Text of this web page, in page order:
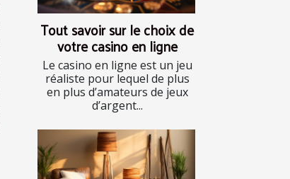
Tout savoir sur le choix de
votre casino en ligne
Le casino en ligne est un jeu
réaliste pour lequel de plus
en plus d’amateurs de jeux
d’argent...